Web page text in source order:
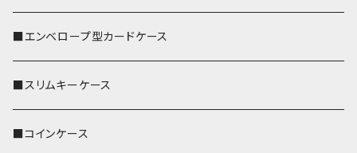
■エンベロープ型カードケース
■スリムキーケース
■コインケース